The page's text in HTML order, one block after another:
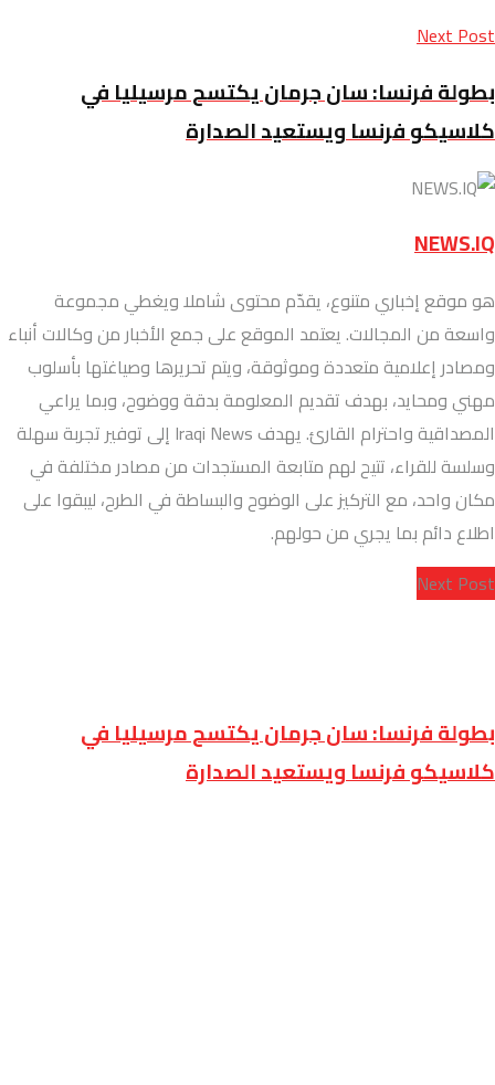
Next Post
بطولة فرنسا: سان جرمان يكتسح مرسيليا في
كلاسيكو فرنسا ويستعيد الصدارة
NEWS.IQ
هو موقع إخباري متنوع، يقدّم محتوى شاملا ويغطي مجموعة
واسعة من المجالات. يعتمد الموقع على جمع الأخبار من وكالات أنباء
ومصادر إعلامية متعددة وموثوقة، ويتم تحريرها وصياغتها بأسلوب
مهني ومحايد، بهدف تقديم المعلومة بدقة ووضوح، وبما يراعي
المصداقية واحترام القارئ. يهدف Iraqi News إلى توفير تجربة سهلة
وسلسة للقراء، تتيح لهم متابعة المستجدات من مصادر مختلفة في
مكان واحد، مع التركيز على الوضوح والبساطة في الطرح، ليبقوا على
اطلاع دائم بما يجري من حولهم.
Next Post
بطولة فرنسا: سان جرمان يكتسح مرسيليا في
كلاسيكو فرنسا ويستعيد الصدارة